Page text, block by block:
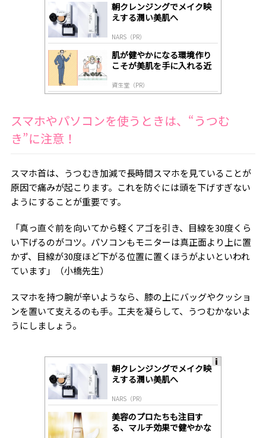
朝クレンジングでメイク映
えする潤い美肌へ
NARS（PR）
肌が健やかになる環境作り
こそが美肌を手に入れる近
資生堂（PR）
スマホやパソコンを使うときは、“うつむ
き”に注意！
スマホ首は、うつむき加減で長時間スマホを見ていることが
原因で痛みが起こります。これを防ぐには頭を下げすぎない
ようにすることが重要です。
「真っ直ぐ前を向いてから軽くアゴを引き、目線を30度くら
い下げるのがコツ。パソコンもモニターは真正面より上に置
かず、目線が30度ほど下がる位置に置くほうがよいといわれ
ています」（小橋先生）
スマホを持つ腕が辛いようなら、膝の上にバッグやクッショ
ンを置いて支えるのも手。工夫を凝らして、うつむかないよ
うにしましょう。
朝クレンジングでメイク映
えする潤い美肌へ
NARS（PR）
美容のプロたちも注目す
る、マルチ効果で健やかな